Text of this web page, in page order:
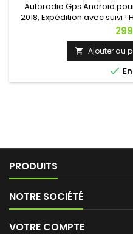
Autoradio Gps Android
2018, Expédition avec suivi
vous avez
Prix
 Ajouter au

PRODUITS
NOTRE SOCIÉTÉ
VOTRE COMPTE